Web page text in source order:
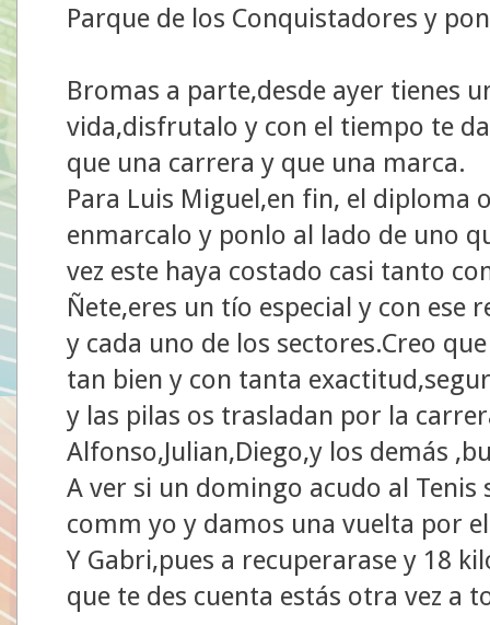
Parque de los Conquistadores y
Bromas a parte,desde ayer tienes
vida,disfrutalo y con el tiempo te
que una carrera y que una marca.
Para Luis Miguel,en fin, el diploma
enmarcalo y ponlo al lado de uno
vez este haya costado casi tanto
Ñete,eres un tío especial y con ese
y cada uno de los sectores.Creo
tan bien y con tanta
y las pilas os trasladan por la
Alfonso,Julian,Diego,y los demás
A ver si un domingo acudo al
comm yo y damos una vuelta por
Y Gabri,pues a recuperarase y 18
que te des cuenta estás otra vez a